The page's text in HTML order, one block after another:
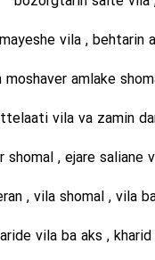
vila , behtarin
moshaver amlake
vila va zamin
shomal , ejare saliane
, vila shomal , vila
vila ba aks ,